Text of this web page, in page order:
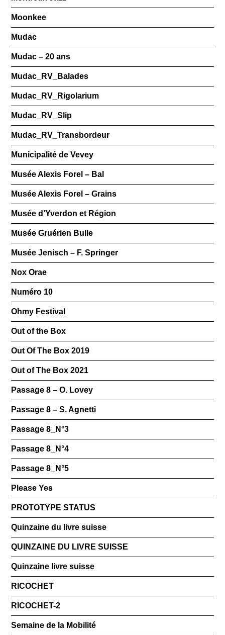
Moonkee
Mudac
Mudac – 20 ans
Mudac_RV_Balades
Mudac_RV_Rigolarium
Mudac_RV_Slip
Mudac_RV_Transbordeur
Municipalité de Vevey
Musée Alexis Forel – Bal
Musée Alexis Forel – Grains
Musée d’Yverdon et Région
Musée Gruérien Bulle
Musée Jenisch – F. Springer
Nox Orae
Numéro 10
Ohmy Festival
Out of the Box
Out Of The Box 2019
Out of The Box 2021
Passage 8 – O. Lovey
Passage 8 – S. Agnetti
Passage 8_N°3
Passage 8_N°4
Passage 8_N°5
Please Yes
PROTOTYPE STATUS
Quinzaine du livre suisse
QUINZAINE DU LIVRE SUISSE
Quinzaine livre suisse
RICOCHET
RICOCHET-2
Semaine de la Mobilité